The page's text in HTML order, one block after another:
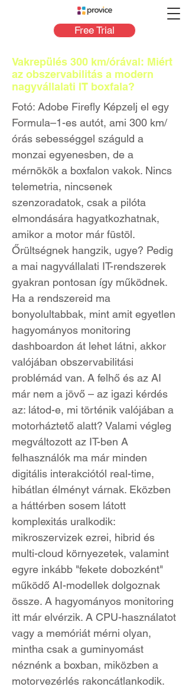
Free Trial
Vakrepülés 300 km/órával: Miért
az obszervabilitás a modern
nagyvállalati IT boxfala?
Fotó: Adobe Firefly Képzelj el egy
Formula–1-es autót, ami 300 km/
órás sebességgel száguld a
monzai egyenesben, de a
mérnökök a boxfalon vakok. Nincs
telemetria, nincsenek
szenzoradatok, csak a pilóta
elmondására hagyatkozhatnak,
amikor a motor már füstöl.
Őrültségnek hangzik, ugye? Pedig
a mai nagyvállalati IT-rendszerek
gyakran pontosan így működnek.
Ha a rendszereid ma
bonyolultabbak, mint amit egyetlen
hagyományos monitoring
dashboardon át lehet látni, akkor
valójában obszervabilitási
problémád van. A felhő és az AI
már nem a jövő – az igazi kérdés
az: látod-e, mi történik valójában a
motorháztető alatt? Valami végleg
megváltozott az IT-ben A
felhasználók ma már minden
digitális interakciótól real-time,
hibátlan élményt várnak. Eközben
a háttérben sosem látott
komplexitás uralkodik:
mikroszervizek ezrei, hibrid és
multi-cloud környezetek, valamint
egyre inkább "fekete dobozként"
működő AI-modellek dolgoznak
össze. A hagyományos monitoring
itt már elvérzik. A CPU-használatot
vagy a memóriát mérni olyan,
mintha csak a guminyomást
néznénk a boxban, miközben a
motorvezérlés rakoncátlankodik.